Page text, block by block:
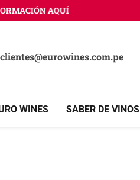
AQUÍ
clientes@eurowines.com.pe
WINES SABER DE VINOS